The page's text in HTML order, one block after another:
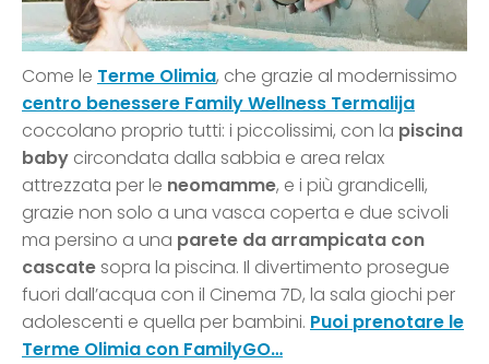
Come le Terme Olimia, che grazie al modernissimo
centro benessere Family Wellness Termalija
coccolano proprio tutti: i piccolissimi, con la piscina
baby circondata dalla sabbia e area relax
attrezzata per le neomamme, e i più grandicelli,
grazie non solo a una vasca coperta e due scivoli
ma persino a una parete da arrampicata con
cascatesopra la piscina. Il divertimento prosegue
fuori dall’acqua con il Cinema 7D, la sala giochi per
adolescenti e quella per bambini. Puoi prenotare le
Terme Olimia con FamilyGO…